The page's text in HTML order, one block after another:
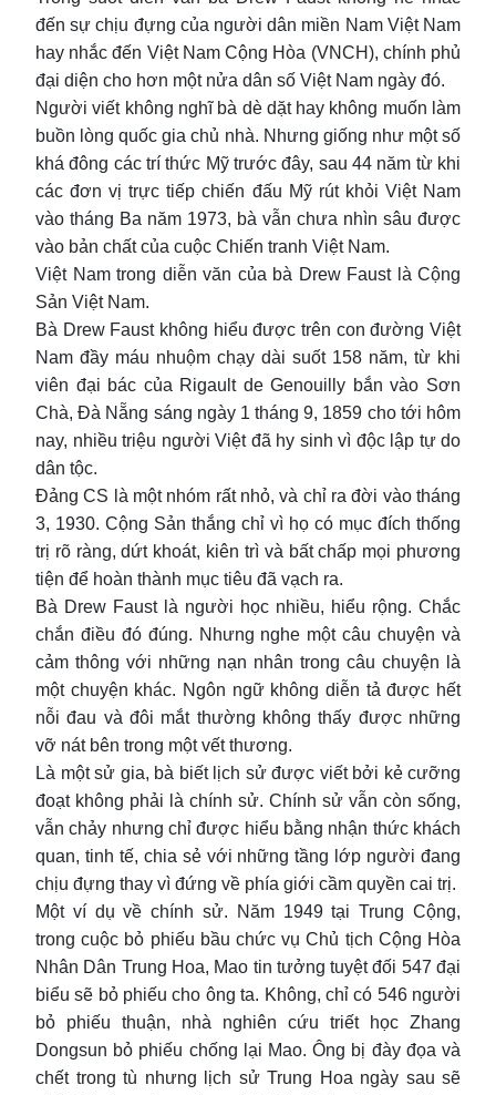
đến sự chịu đựng của người dân miền Nam Việt Nam
hay nhắc đến Việt Nam Cộng Hòa (VNCH), chính phủ
đại diện cho hơn một nửa dân số Việt Nam ngày đó.
Người viết không nghĩ bà dè dặt hay không muốn làm
buồn lòng quốc gia chủ nhà. Nhưng giống như một số
khá đông các trí thức Mỹ trước đây, sau 44 năm từ khi
các đơn vị trực tiếp chiến đấu Mỹ rút khỏi Việt Nam
vào tháng Ba năm 1973, bà vẫn chưa nhìn sâu được
vào bản chất của cuộc Chiến tranh Việt Nam.
Việt Nam trong diễn văn của bà Drew Faust là Cộng
Sản Việt Nam.
Bà Drew Faust không hiểu được trên con đường Việt
Nam đầy máu nhuộm chạy dài suốt 158 năm, từ khi
viên đại bác của Rigault de Genouilly bắn vào Sơn
Chà, Đà Nẵng sáng ngày 1 tháng 9, 1859 cho tới hôm
nay, nhiều triệu người Việt đã hy sinh vì độc lập tự do
dân tộc.
Đảng CS là một nhóm rất nhỏ, và chỉ ra đời vào tháng
3, 1930. Cộng Sản thắng chỉ vì họ có mục đích thống
trị rõ ràng, dứt khoát, kiên trì và bất chấp mọi phương
tiện để hoàn thành mục tiêu đã vạch ra.
Bà Drew Faust là người học nhiều, hiểu rộng. Chắc
chắn điều đó đúng. Nhưng nghe một câu chuyện và
cảm thông với những nạn nhân trong câu chuyện là
một chuyện khác. Ngôn ngữ không diễn tả được hết
nỗi đau và đôi mắt thường không thấy được những
vỡ nát bên trong một vết thương.
Là một sử gia, bà biết lịch sử được viết bởi kẻ cưỡng
đoạt không phải là chính sử. Chính sử vẫn còn sống,
vẫn chảy nhưng chỉ được hiểu bằng nhận thức khách
quan, tinh tế, chia sẻ với những tầng lớp người đang
chịu đựng thay vì đứng về phía giới cầm quyền cai trị.
Một ví dụ về chính sử. Năm 1949 tại Trung Cộng,
trong cuộc bỏ phiếu bầu chức vụ Chủ tịch Cộng Hòa
Nhân Dân Trung Hoa, Mao tin tưởng tuyệt đối 547 đại
biểu sẽ bỏ phiếu cho ông ta. Không, chỉ có 546 người
bỏ phiếu thuận, nhà nghiên cứu triết học Zhang
Dongsun bỏ phiếu chống lại Mao. Ông bị đày đọa và
chết trong tù nhưng lịch sử Trung Hoa ngày sau sẽ